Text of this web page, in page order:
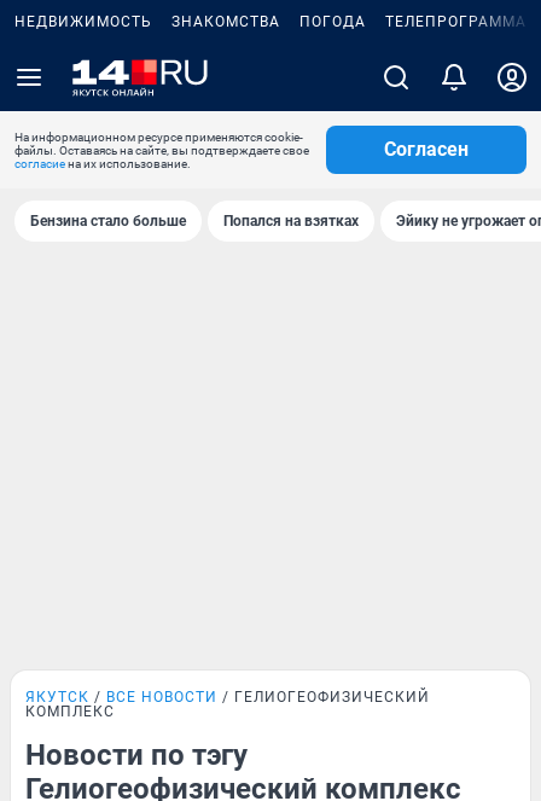
НЕДВИЖИМОСТЬ ЗНАКОМСТВА ПОГОДА ТЕЛЕПРОГРАММА
На информационном ресурсе применяются cookie-
файлы. Оставаясь на сайте, вы подтверждаете свое
согласиена их использование.
Согласен
Бензина стало больше Попался на взятках Эйику не угрожает
ЯКУТСК ВСЕ НОВОСТИ
ГЕЛИОГЕОФИЗИЧЕСКИЙ
КОМПЛЕКС
Новости по тэгу
Гелиогеофизический комплекс